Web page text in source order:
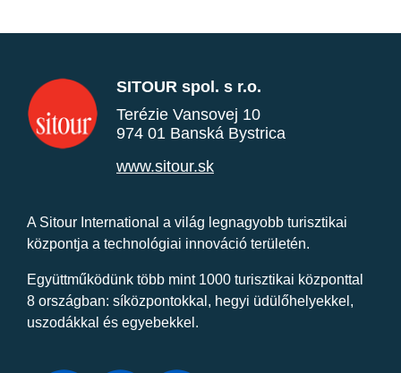
SITOUR spol. s r.o.
Terézie Vansovej 10
974 01 Banská Bystrica
www.sitour.sk
A Sitour International a világ legnagyobb turisztikai
központja a technológiai innováció területén.
Együttműködünk több mint 1000 turisztikai központtal
8 országban: síközpontokkal, hegyi üdülőhelyekkel,
uszodákkal és egyebekkel.